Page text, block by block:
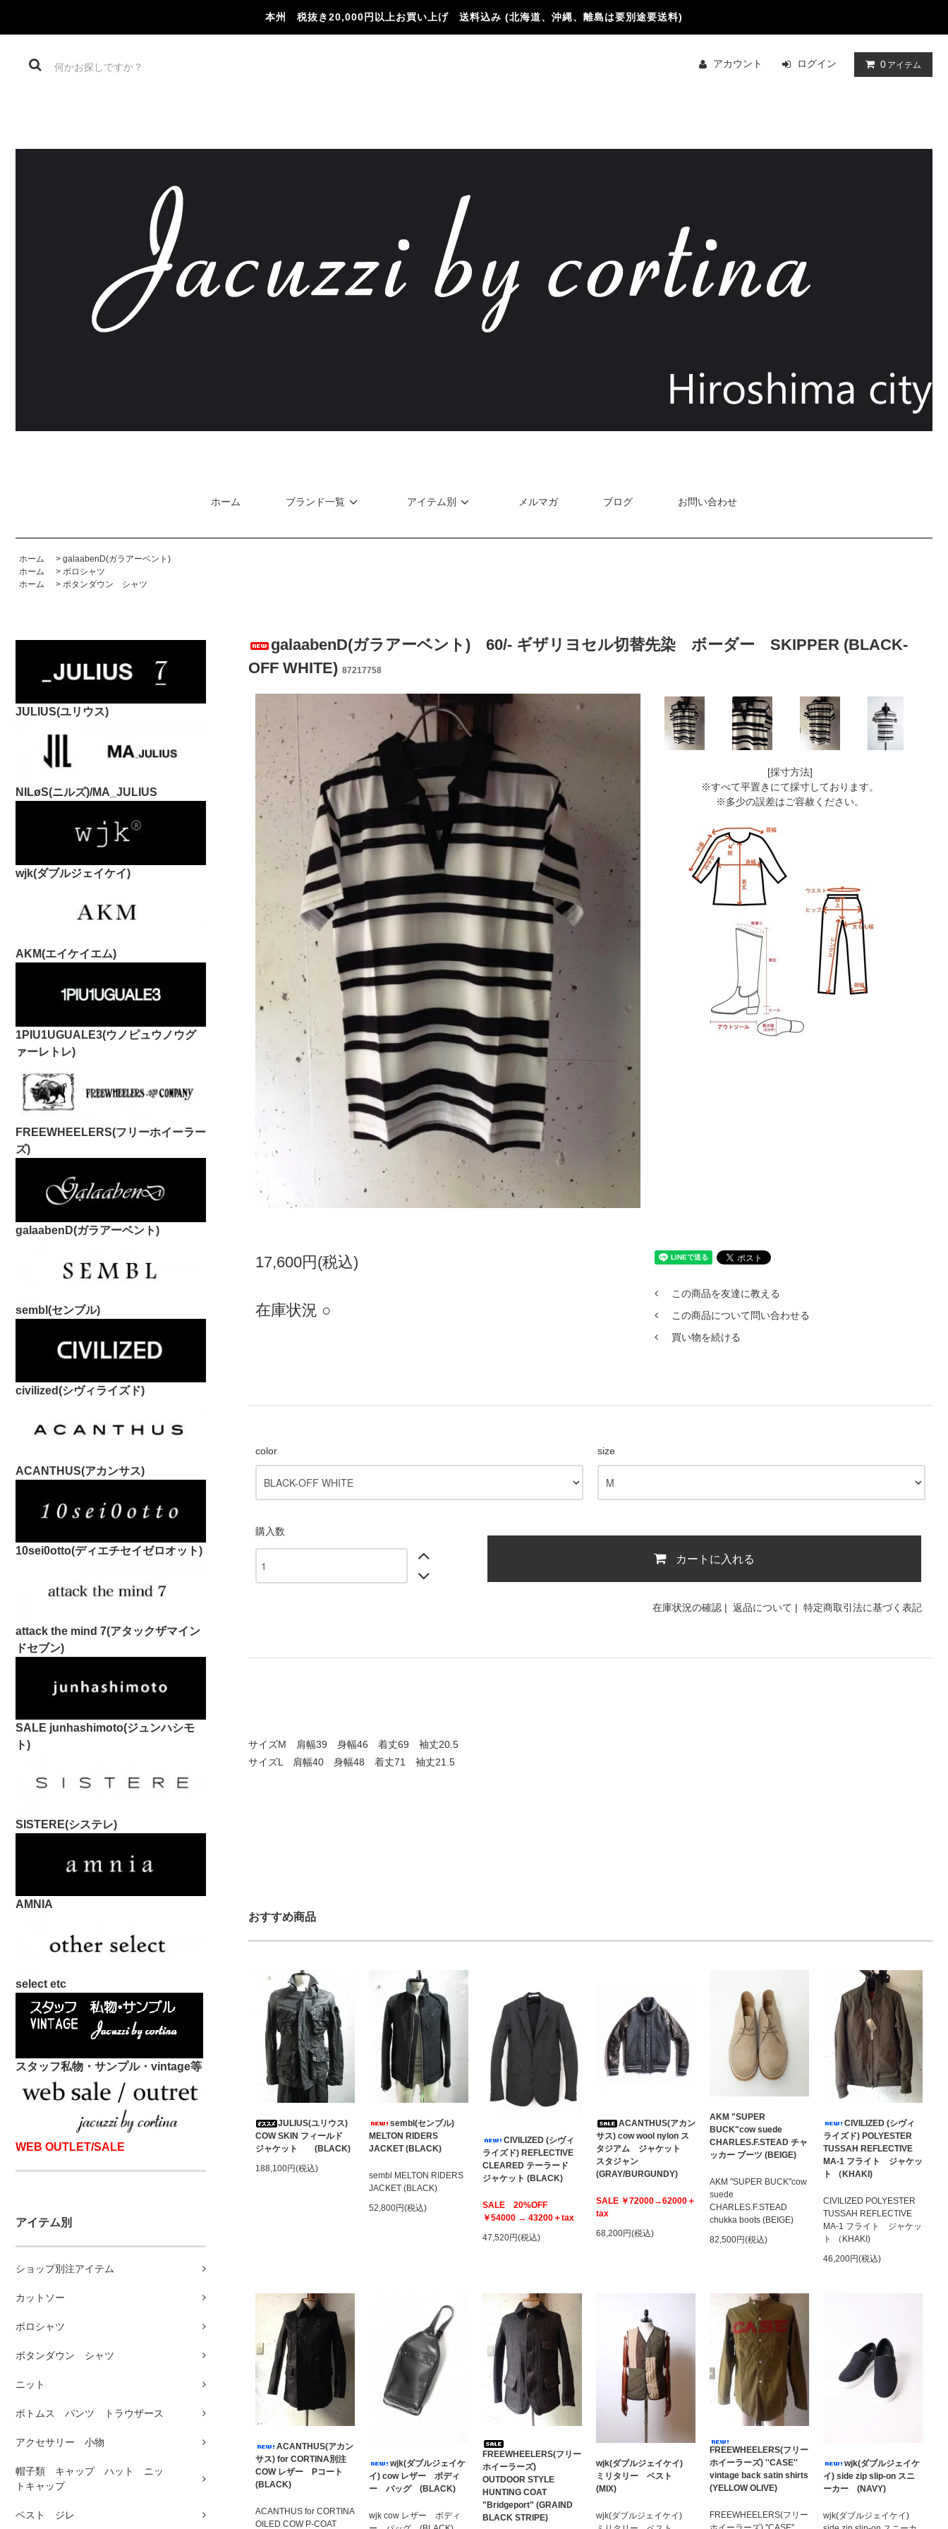
本州 税抜き20,000円以上お買い上げ 送料込み (北海道、沖縄、離島は要別途要送料)
アカウント ログイン 0 アイテム
ホーム ブランド一覧 アイテム別 メルマガ ブログ お問い合わせ
ホーム > galaabenD(ガラアーベント)
ホーム
> ポロシャツ
ホーム
> ボタンダウン シャツ
JULIUS(ユリウス)
NILøS(ニルズ)/MA_JULIUS
wjk(ダブルジェイケイ)
AKM(エイケイエム)
1PIU1UGUALE3(ウノピュウノウグ
ァーレトレ)
FREEWHEELERS(フリーホイーラー
ズ)
galaabenD(ガラアーベント)
sembl(センブル)
civilized(シヴィライズド)
ACANTHUS(アカンサス)
10sei0otto(ディエチセイゼロオット)
attack the mind 7(アタックザマイン
ドセブン)
SALE junhashimoto(ジュンハシモ
ト)
SISTERE(システレ)
AMNIA
select etc
スタッフ私物・サンプル・vintage等
WEB OUTLET/SALE
アイテム別
ショップ別注アイテム
カットソー
ポロシャツ
ボタンダウン シャツ
ニット
ボトムス パンツ トラウザース
アクセサリー 小物
帽子類 キャップ ハット ニッ
トキャップ
ベスト ジレ
galaabenD(ガラアーベント) 60/- ギザリヨセル切替先染 ボーダー SKIPPER (BLACK-
OFF WHITE) 87217758
[採寸方法]
※すべて平置きにて採寸しております。
※多少の誤差はご容赦ください。
17,600円(税込)
在庫状況 ○
この商品を友達に教える
この商品について問い合わせる
買い物を続ける
color size
購入数
カートに入れる
在庫状況の確認 | 返品について | 特定商取引法に基づく表記
サイズM 肩幅39 身幅46 着丈69 袖丈20.5
サイズL 肩幅40 身幅48 着丈71 袖丈21.5
おすすめ商品
JULIUS(ユリウス)
COW SKIN フィールド
ジャケット (BLACK)
188,100円(税込)
sembl(センブル)
MELTON RIDERS
JACKET (BLACK)
sembl MELTON RIDERS
JACKET (BLACK)
52,800円(税込)
CIVILIZED (シヴィ
ライズド) REFLECTIVE
CLEARED テーラード
ジャケット (BLACK)
SALE 20%OFF
￥54000 → 43200＋tax
47,520円(税込)
ACANTHUS(アカン
サス) cow wool nylon ス
タジアム ジャケット
スタジャン
(GRAY/BURGUNDY)
SALE ￥72000→62000＋
tax
68,200円(税込)
AKM "SUPER
BUCK"cow suede
CHARLES.F.STEAD チャ
ッカー ブーツ (BEIGE)
AKM "SUPER BUCK"cow
suede
CHARLES.F.STEAD
chukka boots (BEIGE)
82,500円(税込)
CIVILIZED (シヴィ
ライズド) POLYESTER
TUSSAH REFLECTIVE
MA-1 フライト ジャケッ
ト （KHAKI)
CIVILIZED POLYESTER
TUSSAH REFLECTIVE
MA-1 フライト ジャケッ
ト （KHAKI)
46,200円(税込)
ACANTHUS(アカン
サス) for CORTINA別注
COW レザー Pコート
(BLACK)
ACANTHUS for CORTINA
OILED COW P-COAT
wjk(ダブルジェイケ
イ) cow レザー ボディ
ー バッグ (BLACK)
wjk cow レザー ボディ
FREEWHEELERS(フリー
ホイーラーズ)
OUTDOOR STYLE
HUNTING COAT
"Bridgeport" (GRAIND
BLACK STRIPE)
wjk(ダブルジェイケイ)
ミリタリー ベスト
(MIX)
wjk(ダブルジェイケイ)
FREEWHEELERS(フリー
ホイーラーズ) ''CASE''
vintage back satin shirts
(YELLOW OLIVE)
FREEWHEELERS(フリー
wjk(ダブルジェイケ
イ) side zip slip-on スニ
ーカー (NAVY)
wjk(ダブルジェイケイ)